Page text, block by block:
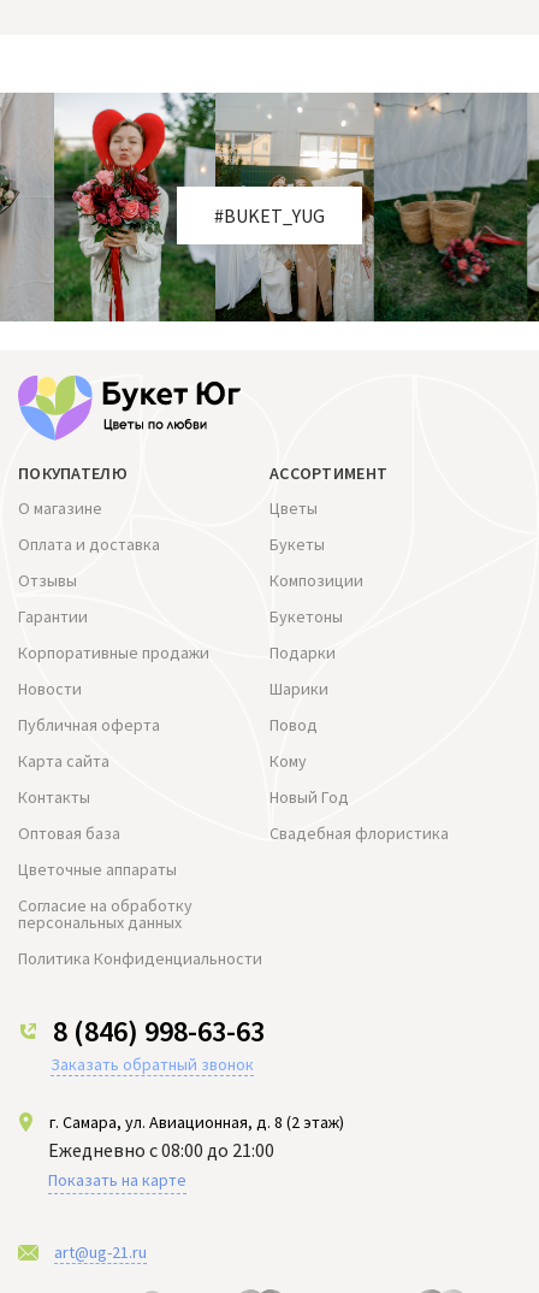
#BUKET_YUG
ПОКУПАТЕЛЮ
О магазине
Оплата и доставка
Отзывы
Гарантии
Корпоративные продажи
Новости
Публичная оферта
Карта сайта
Контакты
Оптовая база
Цветочные аппараты
Согласие на обработку
персональных данных
Политика Конфиденциальности
АССОРТИМЕНТ
Цветы
Букеты
Композиции
Букетоны
Подарки
Шарики
Повод
Кому
Новый Год
Свадебная флористика
8 (846) 998-63-63
Заказать обратный звонок
г. Самара, ул. Авиационная, д. 8 (2 этаж)
Ежедневно с 08:00 до 21:00
Показать на карте
art@ug-21.ru